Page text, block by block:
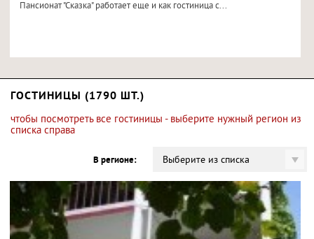
Пансионат "Сказка" работает еще и как гостиница с...
ГОСТИНИЦЫ (1790 ШТ.)
чтобы посмотреть все гостиницы - выберите нужный регион из
списка справа
В регионе: Выберите из списка